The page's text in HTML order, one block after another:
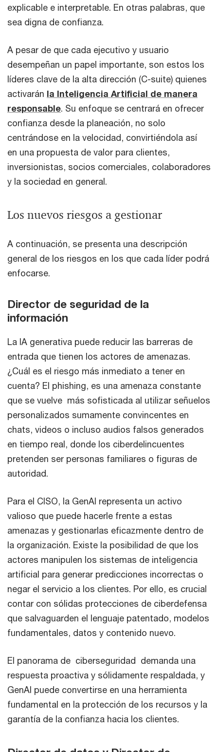
explicable e interpretable. En otras palabras, que
sea digna de confianza.
A pesar de que cada ejecutivo y usuario
desempeñan un papel importante, son estos los
líderes clave de la alta dirección (C-suite) quienes
activarán la Inteligencia Artificial de manera
responsable. Su enfoque se centrará en ofrecer
confianza desde la planeación, no solo
centrándose en la velocidad, convirtiéndola así
en una propuesta de valor para clientes,
inversionistas, socios comerciales, colaboradores
y la sociedad en general.
Los nuevos riesgos a gestionar
A continuación, se presenta una descripción
general de los riesgos en los que cada líder podrá
enfocarse.
Director de seguridad de la
información
La IA generativa puede reducir las barreras de
entrada que tienen los actores de amenazas.
¿Cuál es el riesgo más inmediato a tener en
cuenta? El phishing, es una amenaza constante
que se vuelve más sofisticada al utilizar señuelos
personalizados sumamente convincentes en
chats, videos o incluso audios falsos generados
en tiempo real, donde los ciberdelincuentes
pretenden ser personas familiares o figuras de
autoridad.
Para el CISO, la GenAI representa un activo
valioso que puede hacerle frente a estas
amenazas y gestionarlas eficazmente dentro de
la organización. Existe la posibilidad de que los
actores manipulen los sistemas de inteligencia
artificial para generar predicciones incorrectas o
negar el servicio a los clientes. Por ello, es crucial
contar con sólidas protecciones de ciberdefensa
que salvaguarden el lenguaje patentado, modelos
fundamentales, datos y contenido nuevo.
El panorama de ciberseguridad demanda una
respuesta proactiva y sólidamente respaldada, y
GenAI puede convertirse en una herramienta
fundamental en la protección de los recursos y la
garantía de la confianza hacia los clientes.